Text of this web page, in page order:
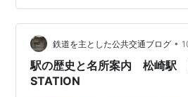
た。前回は、鳥取県倉吉市にある
廳（国庁）裏神社」でした。 今回
浜町にある「道の駅はわい」です
県東伯郡湯梨浜町） 2023年1…
鉄道を主とした公共交通ブログ •
駅の歴史と名所案内 松崎駅
STATION